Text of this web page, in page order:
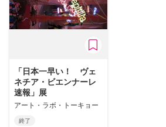
「日本一早い！ ヴェ
ネチア・ビエンナーレ
速報」展
アート・ラボ・トーキョー
終了